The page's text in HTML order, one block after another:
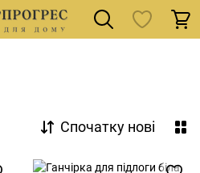
Спочатку нові